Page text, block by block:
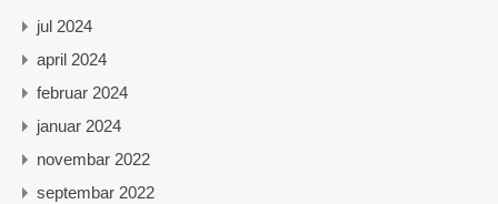
jul 2024
april 2024
februar 2024
januar 2024
novembar 2022
septembar 2022